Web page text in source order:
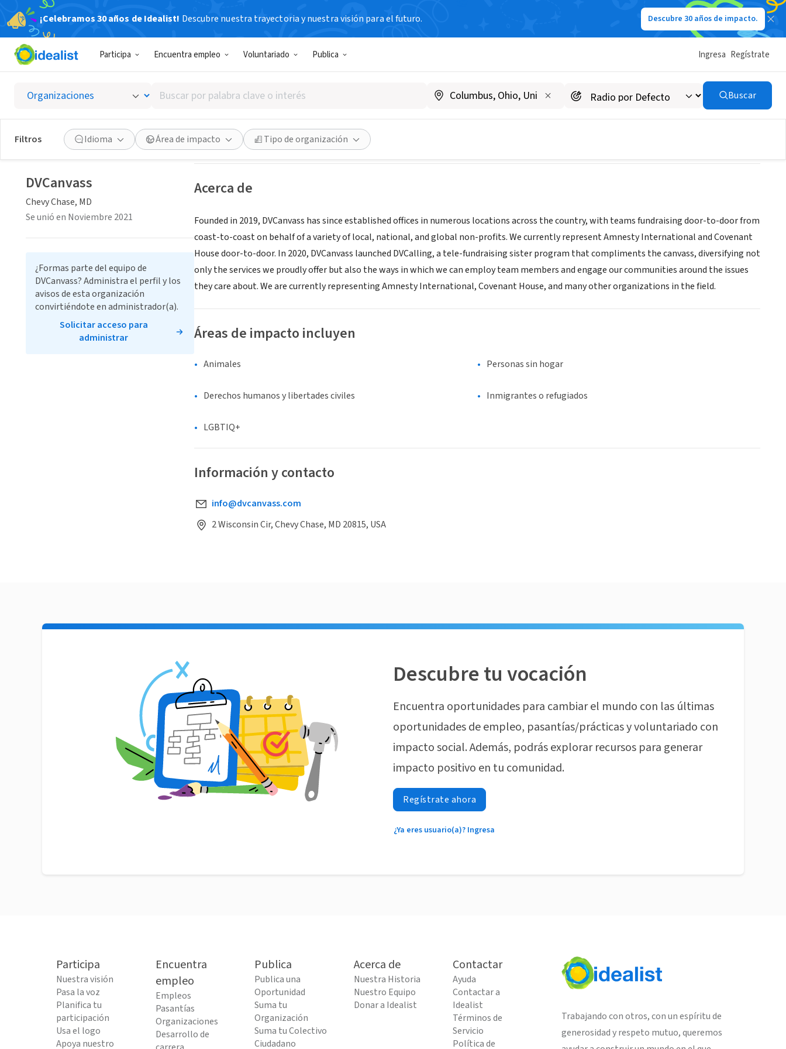
¡Celebramos 30 años de Idealist! Descubre nuestra trayectoria y nuestra visión para el futuro. Descubre 30 años de impacto.
Participa Encuentra empleo Voluntariado Publica Ingresa Regístrate
Buscar
por
palabra
clave
o
interés
Buscar
Filtros Idioma Área de impacto Tipo de organización
DVCanvass
Chevy Chase, MD|dvcanvass.com/
Guardar Compartir
Acerca de
Founded in 2019, DVCanvass has since established offices in numerous locations across the country, with teams fundraising door-to-door from
coast-to-coast on behalf of a variety of local, national, and global non-profits. We currently represent Amnesty International and Covenant
House door-to-door. In 2020, DVCanvass launched DVCalling, a tele-fundraising sister program that compliments the canvass, diversifying not
only the services we proudly offer but also the ways in which we can employ team members and engage our communities around the issues
they care about. We are currently representing Amnesty International, Covenant House, and many other organizations in the field.
Áreas de impacto incluyen
Animales Personas sin hogar
Derechos humanos y libertades civiles Inmigrantes o refugiados
LGBTIQ+
Información y contacto
info@dvcanvass.com
2 Wisconsin Cir, Chevy Chase, MD 20815, USA
DVCanvass
Chevy Chase, MD
Se unió en Noviembre 2021
¿Formas parte del equipo de
DVCanvass? Administra el perfil y los
avisos de esta organización
convirtiéndote en administrador(a).
Solicitar acceso para
administrar
Descubre tu vocación
Encuentra oportunidades para cambiar el mundo con las últimas
oportunidades de empleo, pasantías/prácticas y voluntariado con
impacto social. Además, podrás explorar recursos para generar
impacto positivo en tu comunidad.
Regístrate ahora
¿Ya eres usuario(a)? Ingresa
Participa
Nuestra visión
Pasa la voz
Planifica tu
participación
Usa el logo
Apoya nuestro
Encuentra
empleo
Empleos
Pasantías
Organizaciones
Desarrollo de
Publica
Publica una
Oportunidad
Suma tu
Organización
Suma tu Colectivo
Ciudadano
Acerca de
Nuestra Historia
Nuestro Equipo
Donar a Idealist
Contactar
Ayuda
Contactar a
Idealist
Términos de
Servicio
Política de
Trabajando con otros, con un espíritu de
generosidad y respeto mutuo, queremos